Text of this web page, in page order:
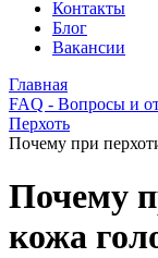
Контакты
Блог
Вакансии
Главная
FAQ - Вопросы и
Перхоть
Почему при
Почему
кожа